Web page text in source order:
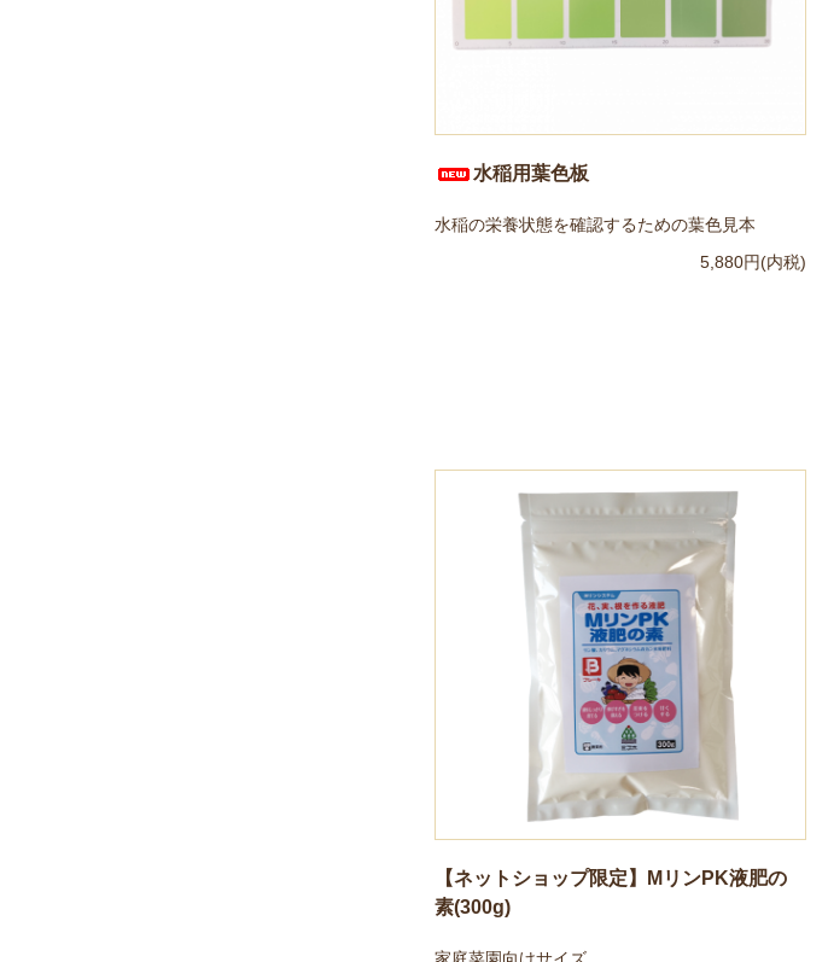
水稲用葉色板
水稲の栄養状態を確認するための葉色見本
5,880円(内税)
【ネットショップ限定】MリンPK液肥の
素(300g)